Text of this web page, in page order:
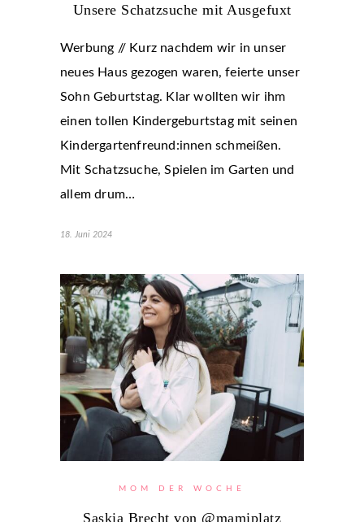
Unsere Schatzsuche mit Ausgefuxt
Werbung // Kurz nachdem wir in unser
neues Haus gezogen waren, feierte unser
Sohn Geburtstag. Klar wollten wir ihm
einen tollen Kindergeburtstag mit seinen
Kindergartenfreund:innen schmeißen.
Mit Schatzsuche, Spielen im Garten und
allem drum…
18. Juni 2024
MOM DER WOCHE
Saskia Brecht von @mamiplatz